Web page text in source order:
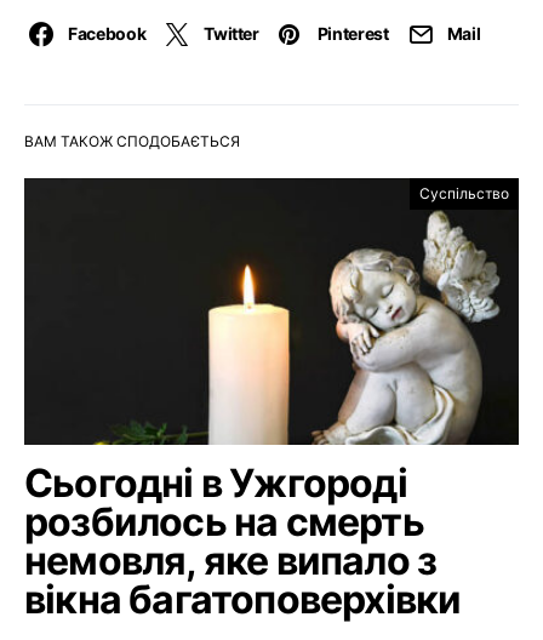
Facebook Twitter Pinterest Mail
ВАМ ТАКОЖ СПОДОБАЄТЬСЯ
Суспільство
Сьогодні в Ужгороді
розбилось на смерть
немовля, яке випало з
вікна багатоповерхівки